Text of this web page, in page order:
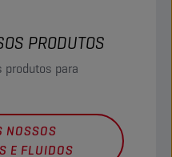
PRODUTOS
produtos para
NOSSOS
E FLUIDOS